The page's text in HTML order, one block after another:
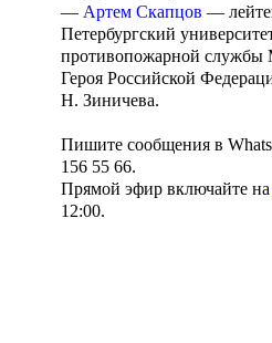
— Артем Скапцов —
Петербургский
противопожарной
Героя Российской
Н. Зиничева.
Пишите сообщения в
156 55 66.
Прямой эфир включайте на
12:00.